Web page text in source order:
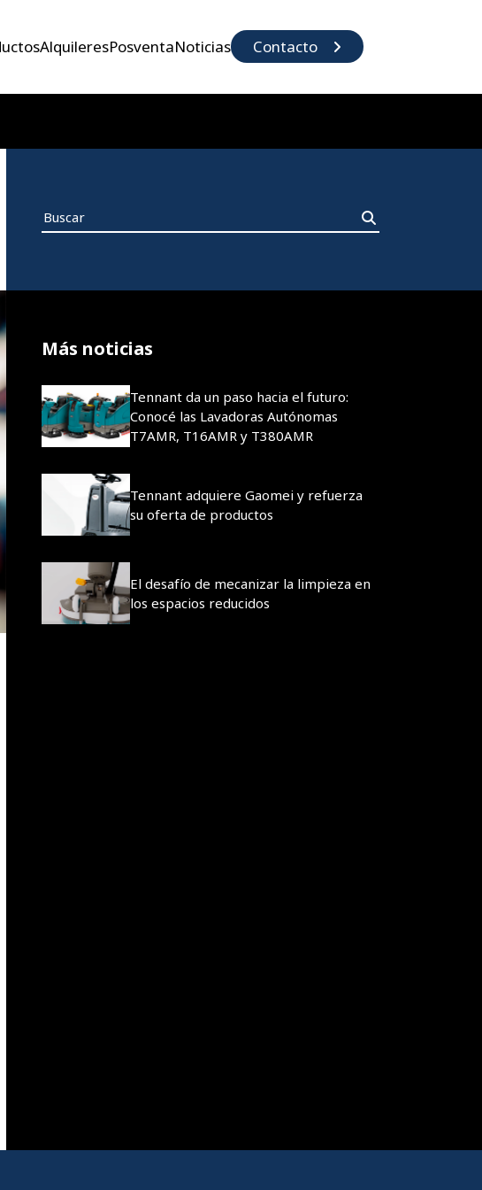
AlquileresPosventaNoticias Contacto
Más noticias
Tennant da un paso hacia el futuro:
Conocé las Lavadoras Autónomas
T7AMR, T16AMR y T380AMR
Tennant adquiere Gaomei y refuerza
su oferta de productos
El desafío de mecanizar la limpieza en
los espacios reducidos